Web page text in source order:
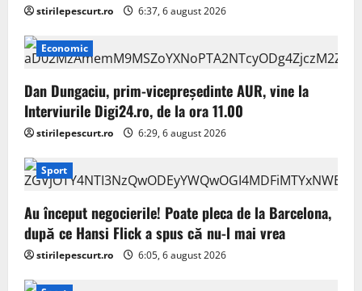
stirilepescurt.ro 6:37, 6 august 2026
Economic
Dan Dungaciu, prim-vicepreședinte AUR, vine la
Interviurile Digi24.ro, de la ora 11.00
stirilepescurt.ro 6:29, 6 august 2026
Sport
Au început negocierile! Poate pleca de la Barcelona,
după ce Hansi Flick a spus că nu-l mai vrea
stirilepescurt.ro 6:05, 6 august 2026